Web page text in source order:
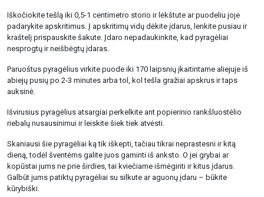
Iškočiokite tešlą iki 0,5-1 centimetro storio ir lėkštute ar puodeliu joje
padarykite apskritimus. Į apskritimų vidų dėkite įdarus, lenkite pusiau ir
kraštelį prispauskite šakute. Įdaro nepadaukinkite, kad pyragėliai
nesprogtų ir neišbėgtų įdaras.
Paruoštus pyragėlius virkite puode iki 170 laipsnių įkaitintame aliejuje iš
abiejų pusių po 2-3 minutes arba tol, kol tešla gražiai apskrus ir taps
auksinė.
Išvirusius pyragėlius atsargiai perkelkite ant popierinio rankšluostėlio
riebalų nusausinimui ir leiskite šiek tiek atvėsti.
Skaniausi šie pyragėliai ką tik iškepti, tačiau tikrai neprastesni ir kitą
dieną, todėl šventėms galite juos gaminti iš anksto. O jei grybai ar
kopūstai jums ne prie širdies, tai kviečiame išmėginti ir kitus įdarus.
Galbūt jums patiktų pyragėliai su silkute ar aguonų įdaru – būkite
kūrybiški.